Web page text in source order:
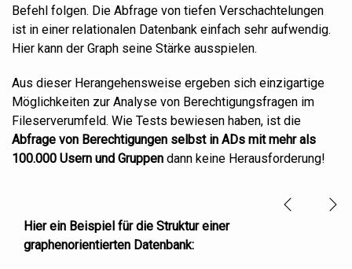
Befehl folgen. Die Abfrage von tiefen Verschachtelungen
ist in einer relationalen Datenbank einfach sehr aufwendig.
Hier kann der Graph seine Stärke ausspielen.
Aus dieser Herangehensweise ergeben sich einzigartige
Möglichkeiten zur Analyse von Berechtigungsfragen im
Fileserverumfeld. Wie Tests bewiesen haben, ist die
Abfrage von Berechtigungen selbst in ADs mit mehr als
100.000 Usern und Gruppen dann keine Herausforderung!
Hier ein Beispiel für die Struktur einer
graphenorientierten Datenbank: